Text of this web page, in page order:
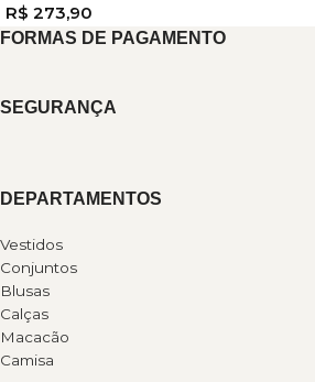
R$ 273,90
FORMAS DE PAGAMENTO
SEGURANÇA
DEPARTAMENTOS
Vestidos
Conjuntos
Blusas
Calças
Macacão
Camisa